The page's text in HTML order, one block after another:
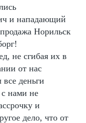
и нападающий
Норильск
не сгибая их в
от нас
деньги
нами не
и
дело, что от